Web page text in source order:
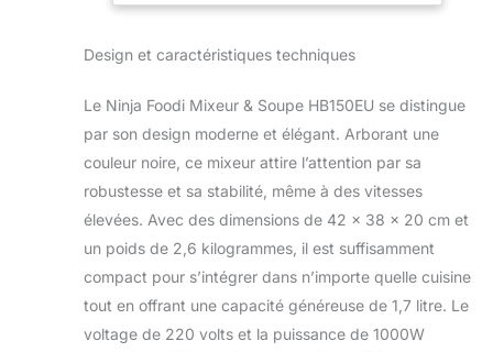
épaisse ou lisse,
vous l'aimez
HACHER, SAUTER,
MÉLANGER ET
créations chaudes
et froides. L'élément
chauffant intégré
cuit les ingrédients
directement dans le
récipient tout en les
mixant à la texture
Design et caractéristiques techniques
Le Ninja Foodi Mixeur & Soupe HB150EU se distingue
par son design moderne et élégant. Arborant une
couleur noire, ce mixeur attire l’attention par sa
robustesse et sa stabilité, même à des vitesses
élevées. Avec des dimensions de 42 x 38 x 20 cm et
un poids de 2,6 kilogrammes, il est suffisamment
compact pour s’intégrer dans n’importe quelle cuisine
tout en offrant une capacité généreuse de 1,7 litre. Le
voltage de 220 volts et la puissance de 1000W